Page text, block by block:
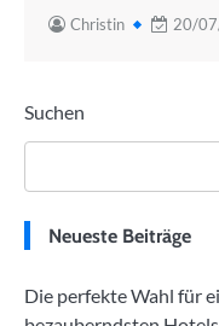
Christin 20/
Suchen
Neueste Beiträge
Die perfekte Wahl für